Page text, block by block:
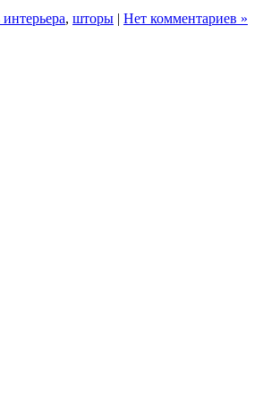
интерьера, шторы | Нет комментариев »